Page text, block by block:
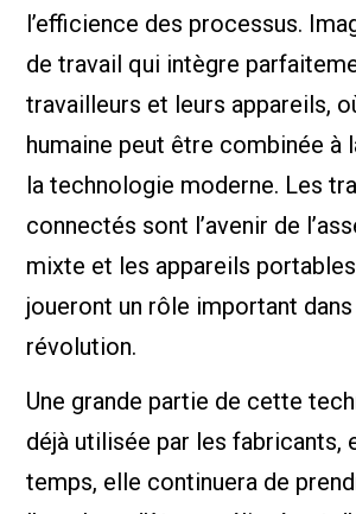
l’efficience des processus.
de travail qui intègre
travailleurs et leurs appareils,
humaine peut être combinée à
la technologie moderne. Les
connectés sont l’avenir de
mixte et les appareils
joueront un rôle important
révolution.
Une grande partie de cette
déjà utilisée par les fabricants,
temps, elle continuera de